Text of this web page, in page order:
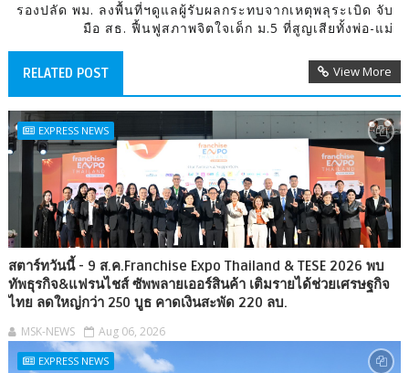
รองปลัด พม. ลงพื้นที่ฯดูแลผู้รับผลกระทบจากเหตุพลุระเบิด จับ
มือ สธ. ฟื้นฟูสภาพจิตใจเด็ก ม.5 ที่สูญเสียทั้งพ่อ-แม่
RELATED POST View More
EXPRESS NEWS
สตาร์ทวันนี้ - 9 ส.ค.Franchise Expo Thailand & TESE 2026 พบ
ทัพธุรกิจ&แฟรนไชส์ ซัพพลายเออร์สินค้า เติมรายได้ช่วยเศรษฐกิจ
ไทย ลดใหญ่กว่า 250 บูธ คาดเงินสะพัด 220 ลบ.
MSK-NEWS Aug 06, 2026
EXPRESS NEWS